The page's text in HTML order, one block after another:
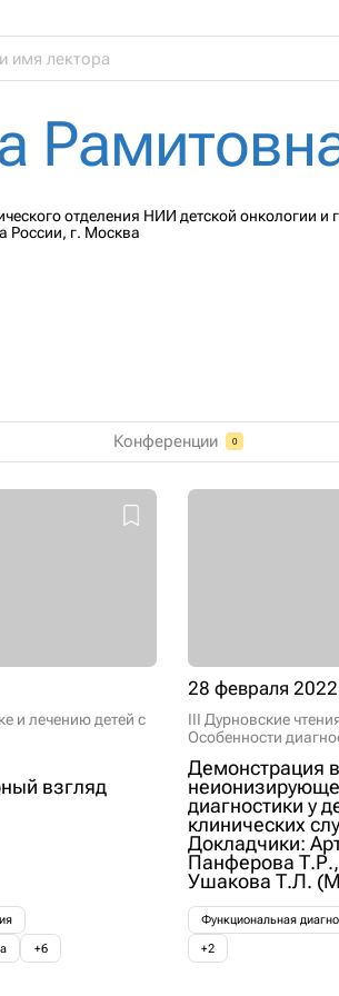
отделения НИИ детской онкологии и
г. Москва
Конференции 0
и лечению детей с
взгляд
+6
28 февраля 2022
III Дурновские
Особенности
Демонстрация
диагностики у
клинических
Докладчики:
Панферова
Ушакова Т.Л.
Функциональная
+2